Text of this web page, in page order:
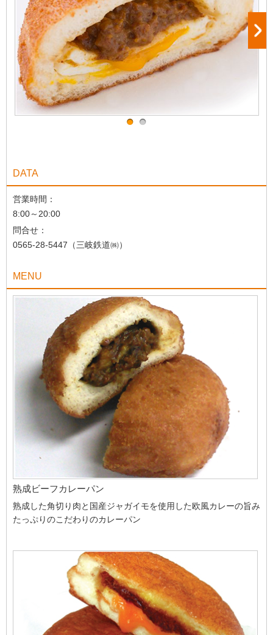
DATA
営業時間：
8:00～20:00
問合せ：
0565-28-5447（三岐鉄道㈱）
MENU
熟成ビーフカレーパン
熟成した角切り肉と国産ジャガイモを使用した欧風カレーの旨み
たっぷりのこだわりのカレーパン